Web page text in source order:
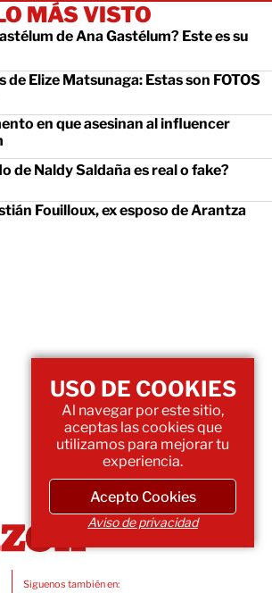
MÁS VISTO
de Ana Gastélum? Este es su
de Elize Matsunaga: Estas son FOTOS
en que asesinan al influencer
de Naldy Saldaña es real o fake?
Fouilloux, ex esposo de Arantza
Siguenos también en:
USO DE COOKIES
Al navegar por este sitio,
aceptas las cookies que
utilizamos para mejorar tu
experiencia.
Acepto Cookies
Aviso de privacidad